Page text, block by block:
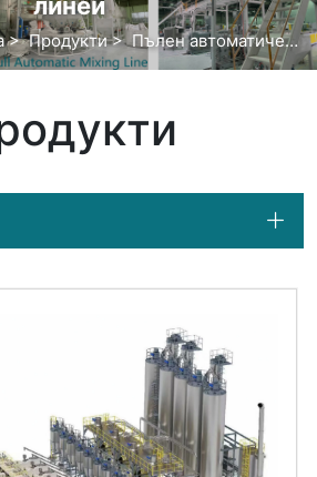
>Продукти>Пълен автоматичен смесителен линей